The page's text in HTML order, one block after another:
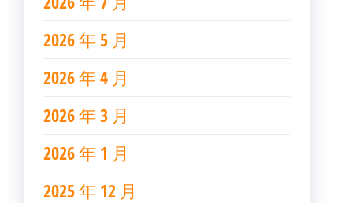
2026 年 5 月
2026 年 4 月
2026 年 3 月
2026 年 1 月
2025 年 12 月